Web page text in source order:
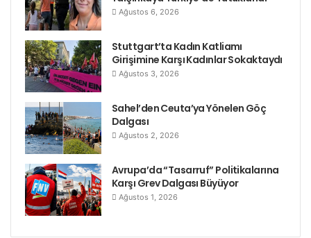
Ağustos 6, 2026
Stuttgart’ta Kadın Katliamı
Girişimine Karşı Kadınlar Sokaktaydı
Ağustos 3, 2026
Sahel’den Ceuta’ya Yönelen Göç
Dalgası
Ağustos 2, 2026
Avrupa’da “Tasarruf” Politikalarına
Karşı Grev Dalgası Büyüyor
Ağustos 1, 2026